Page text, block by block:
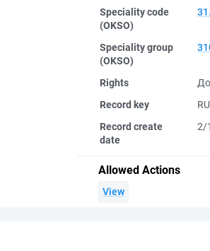
Speciality code
(OKSO)
Speciality group
(OKSO)
Rights
Record key
Record create
date
2/
Allowed Actions
View